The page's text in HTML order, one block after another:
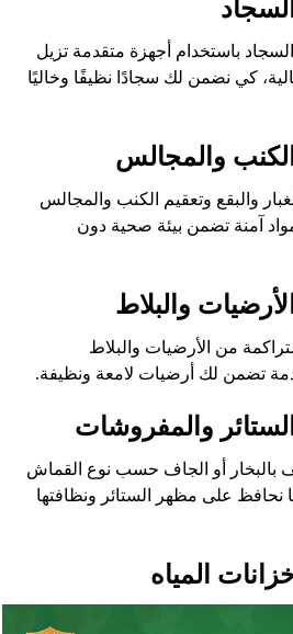
باستخدام أجهزة متقدمة تزيل
كي نضمن لك سجادًا نظيفًا وخاليًا
والبقع وتعقيم الكنب والمجالس
آمنة تضمن بيئة صحية دون
من الأرضيات والبلاط
تضمن لك أرضيات لامعة ونظيفة.
بالبخار أو الجاف حسب نوع القماش
نحافظ على مظهر الستائر ونظافتها